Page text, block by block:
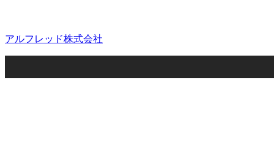
アルフレッド株式会社